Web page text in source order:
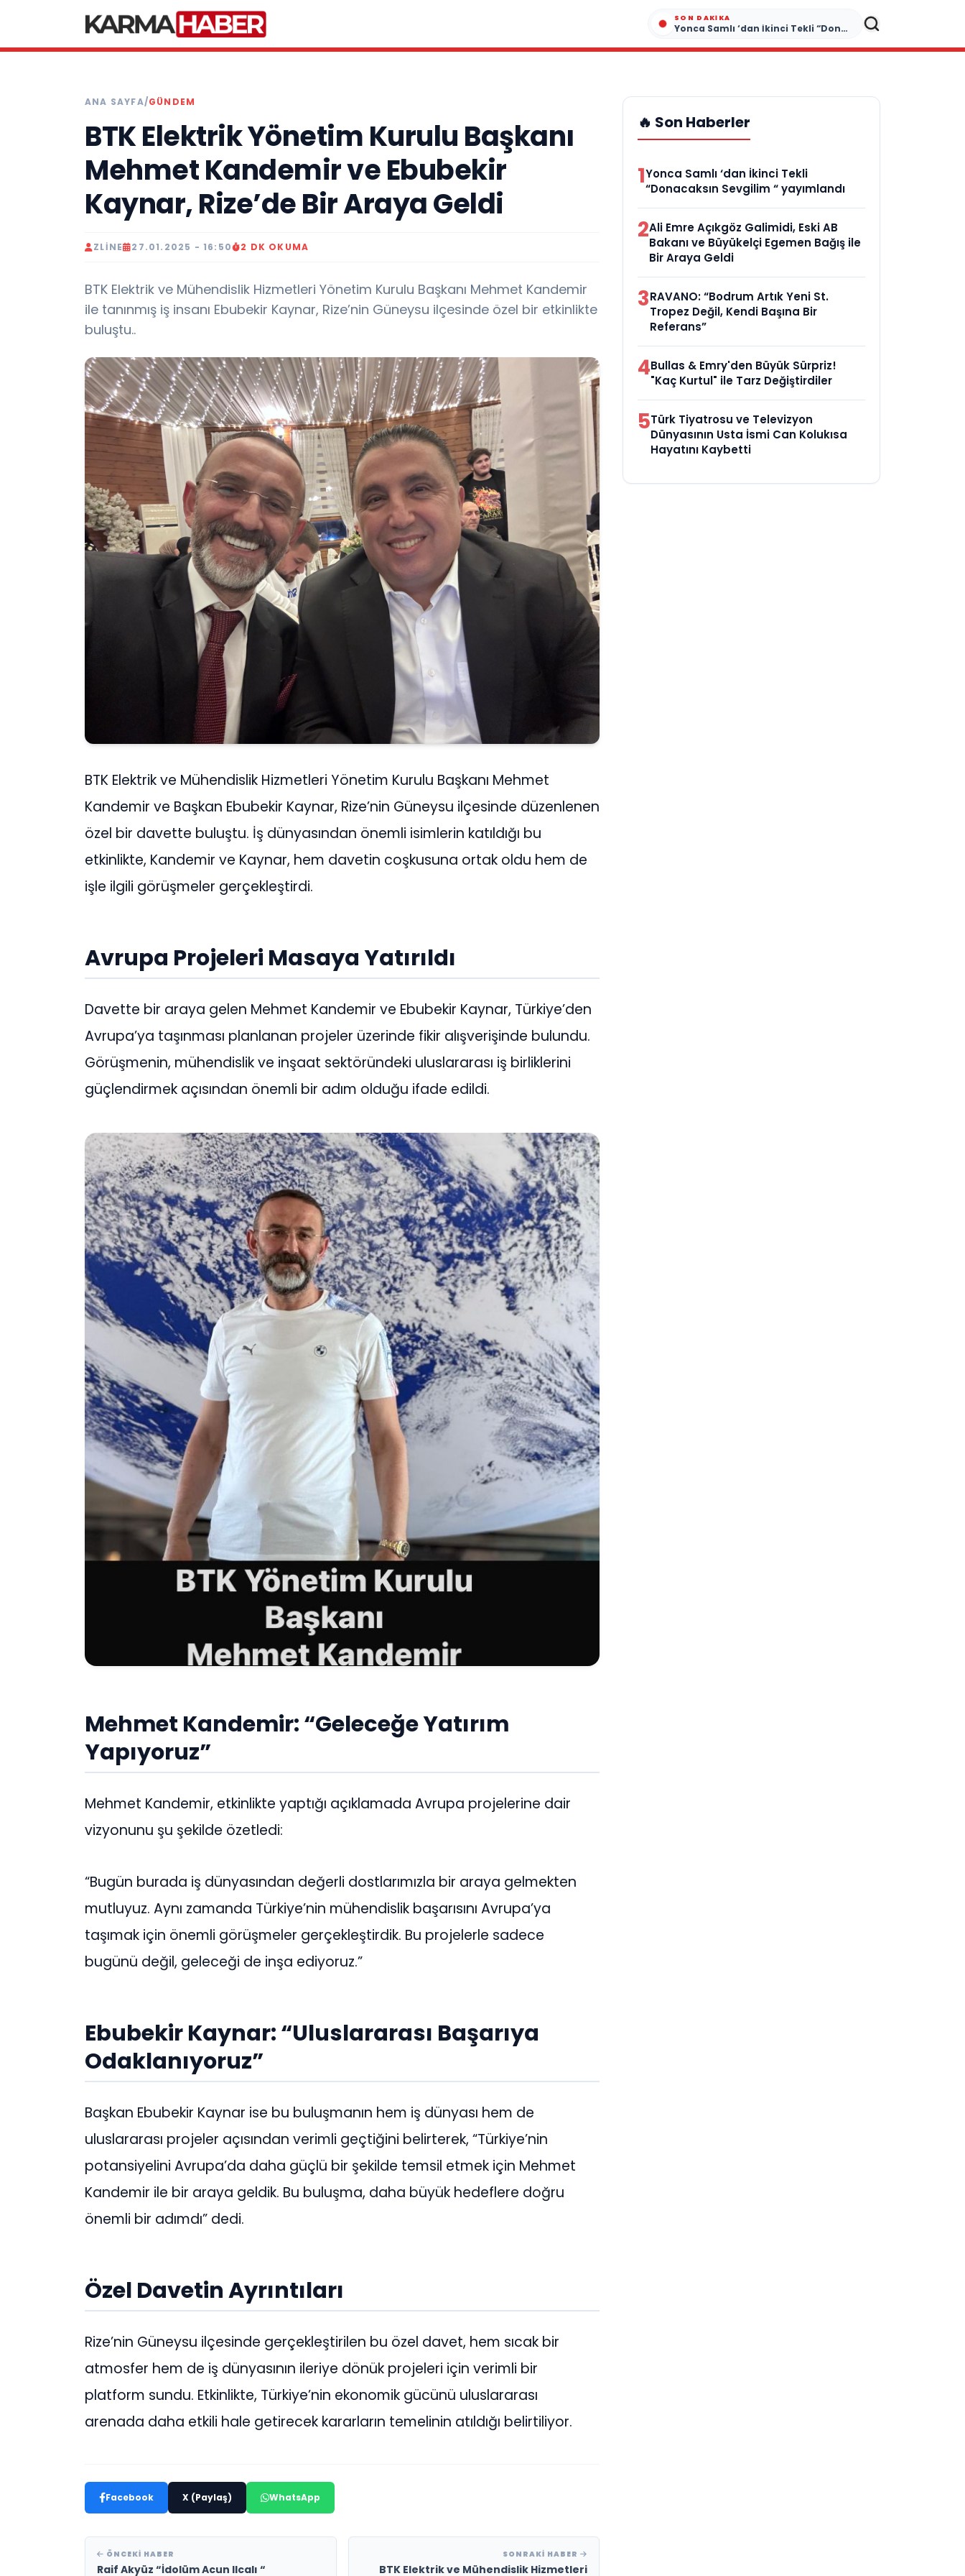
SON DAKIKA
Yonca Samlı ‘dan İkinci Tekli “Donacaksın Sevgilim “ yayımlandı
ANA SAYFA/GÜNDEM
BTK Elektrik Yönetim Kurulu Başkanı
Mehmet Kandemir ve Ebubekir
Kaynar, Rize’de Bir Araya Geldi
ZLINE 27.01.2025 - 16:50 2 DK OKUMA
BTK Elektrik ve Mühendislik Hizmetleri Yönetim Kurulu Başkanı Mehmet Kandemir
ile tanınmış iş insanı Ebubekir Kaynar, Rize’nin Güneysu ilçesinde özel bir etkinlikte
buluştu..
BTK Elektrik ve Mühendislik Hizmetleri Yönetim Kurulu Başkanı Mehmet
Kandemir ve Başkan Ebubekir Kaynar, Rize’nin Güneysu ilçesinde düzenlenen
özel bir davette buluştu. İş dünyasından önemli isimlerin katıldığı bu
etkinlikte, Kandemir ve Kaynar, hem davetin coşkusuna ortak oldu hem de
işle ilgili görüşmeler gerçekleştirdi.
Avrupa Projeleri Masaya Yatırıldı
Davette bir araya gelen Mehmet Kandemir ve Ebubekir Kaynar, Türkiye’den
Avrupa’ya taşınması planlanan projeler üzerinde fikir alışverişinde bulundu.
Görüşmenin, mühendislik ve inşaat sektöründeki uluslararası iş birliklerini
güçlendirmek açısından önemli bir adım olduğu ifade edildi.
Mehmet Kandemir: “Geleceğe Yatırım
Yapıyoruz”
Mehmet Kandemir, etkinlikte yaptığı açıklamada Avrupa projelerine dair
vizyonunu şu şekilde özetledi:
“Bugün burada iş dünyasından değerli dostlarımızla bir araya gelmekten
mutluyuz. Aynı zamanda Türkiye’nin mühendislik başarısını Avrupa’ya
taşımak için önemli görüşmeler gerçekleştirdik. Bu projelerle sadece
bugünü değil, geleceği de inşa ediyoruz.”
Ebubekir Kaynar: “Uluslararası Başarıya
Odaklanıyoruz”
Başkan Ebubekir Kaynar ise bu buluşmanın hem iş dünyası hem de
uluslararası projeler açısından verimli geçtiğini belirterek, “Türkiye’nin
potansiyelini Avrupa’da daha güçlü bir şekilde temsil etmek için Mehmet
Kandemir ile bir araya geldik. Bu buluşma, daha büyük hedeflere doğru
önemli bir adımdı” dedi.
Özel Davetin Ayrıntıları
Rize’nin Güneysu ilçesinde gerçekleştirilen bu özel davet, hem sıcak bir
atmosfer hem de iş dünyasının ileriye dönük projeleri için verimli bir
platform sundu. Etkinlikte, Türkiye’nin ekonomik gücünü uluslararası
arenada daha etkili hale getirecek kararların temelinin atıldığı belirtiliyor.
Facebook X (Paylaş) WhatsApp
ÖNCEKI HABER
Raif Akyüz “İdolüm Acun Ilcalı “
SONRAKI HABER
BTK Elektrik ve Mühendislik Hizmetleri
🔥 Son Haberler
1Yonca Samlı ‘dan İkinci Tekli
“Donacaksın Sevgilim “ yayımlandı
2Ali Emre Açıkgöz Galimidi, Eski AB
Bakanı ve Büyükelçi Egemen Bağış ile
Bir Araya Geldi
3RAVANO: “Bodrum Artık Yeni St.
Tropez Değil, Kendi Başına Bir
Referans”
4Bullas & Emry'den Büyük Sürpriz!
"Kaç Kurtul" ile Tarz Değiştirdiler
5Türk Tiyatrosu ve Televizyon
Dünyasının Usta İsmi Can Kolukısa
Hayatını Kaybetti